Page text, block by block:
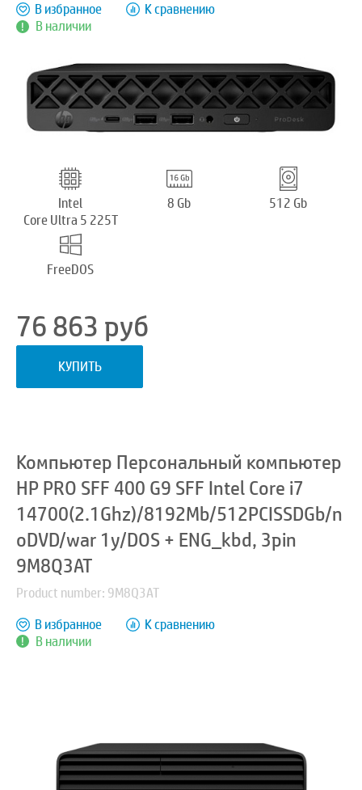
В наличии
В избранное К сравнению
Intel
Core Ultra 5 225T
8 Gb 512 Gb
FreeDOS
76 863 руб
КУПИТЬ
Компьютер Персональный компьютер
HP PRO SFF 400 G9 SFF Intel Core i7
14700(2.1Ghz)/8192Mb/512PCISSDGb/n
oDVD/war 1y/DOS + ENG_kbd, 3pin
9M8Q3AT
Product number: 9M8Q3AT
В наличии
В избранное К сравнению